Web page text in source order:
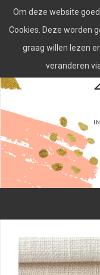
naar
inhoud
Om deze website
Cookies. Deze worden
graag willen lezen
veranderen